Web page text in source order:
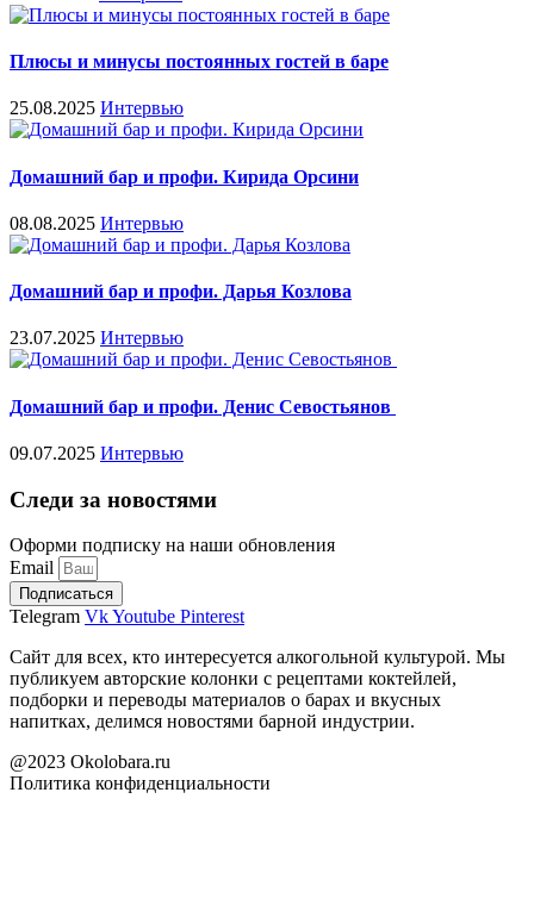
Плюсы и минусы постоянных гостей в баре
25.08.2025 Интервью
Домашний бар и профи. Кирида Орсини
08.08.2025 Интервью
Домашний бар и профи. Дарья Козлова
23.07.2025 Интервью
Домашний бар и профи. Денис Севостьянов
09.07.2025 Интервью
Следи за новостями
Оформи подписку на наши обновления
Email
Подписаться
Telegram VkYoutube Pinterest
Сайт для всех, кто интересуется алкогольной культурой. Мы
публикуем авторские колонки с рецептами коктейлей,
подборки и переводы материалов о барах и вкусных
напитках, делимся новостями барной индустрии.
@2023 Okolobara.ru
Политика конфиденциальности